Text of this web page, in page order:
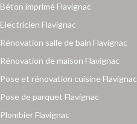
Béton imprimé Flavignac
Electricien Flavignac
Rénovation salle de bain Flavignac
Rénovation de maison Flavignac
Pose et rénovation cuisine Flavignac
Pose de parquet Flavignac
Plombier Flavignac